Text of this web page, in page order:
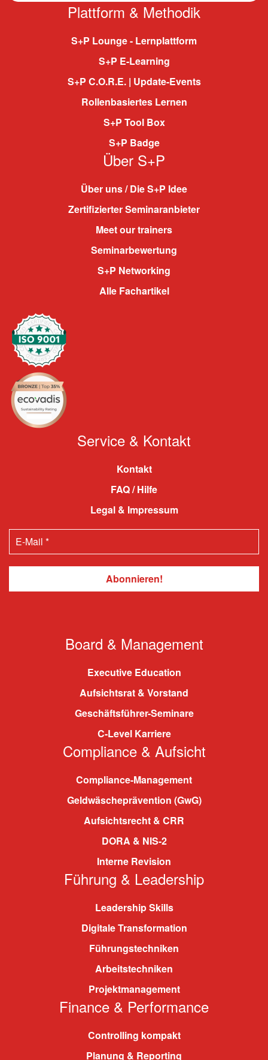
Plattform & Methodik
S+P Lounge - Lernplattform
S+P E-Learning
S+P C.O.R.E. | Update-Events
Rollenbasiertes Lernen
S+P Tool Box
S+P Badge
Über S+P
Über uns / Die S+P Idee
Zertifizierter Seminaranbieter
Meet our trainers
Seminarbewertung
S+P Networking
Alle Fachartikel
Service & Kontakt
Kontakt
FAQ / Hilfe
Legal & Impressum
Board & Management
Executive Education
Aufsichtsrat & Vorstand
Geschäftsführer-Seminare
C-Level Karriere
Compliance & Aufsicht
Compliance-Management
Geldwäscheprävention (GwG)
Aufsichtsrecht & CRR
DORA & NIS-2
Interne Revision
Führung & Leadership
Leadership Skills
Digitale Transformation
Führungstechniken
Arbeitstechniken
Projektmanagement
Finance & Performance
Controlling kompakt
Planung & Reporting